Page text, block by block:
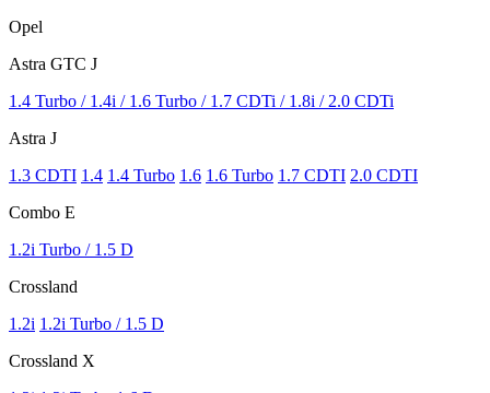
Opel
Astra GTC J
1.4 Turbo / 1.4i / 1.6 Turbo / 1.7 CDTi / 1.8i / 2.0 CDTi
Astra J
1.3 CDTI 1.4 1.4 Turbo 1.6 1.6 Turbo 1.7 CDTI 2.0 CDTI
Combo E
1.2i Turbo / 1.5 D
Crossland
1.2i 1.2i Turbo / 1.5 D
Crossland X